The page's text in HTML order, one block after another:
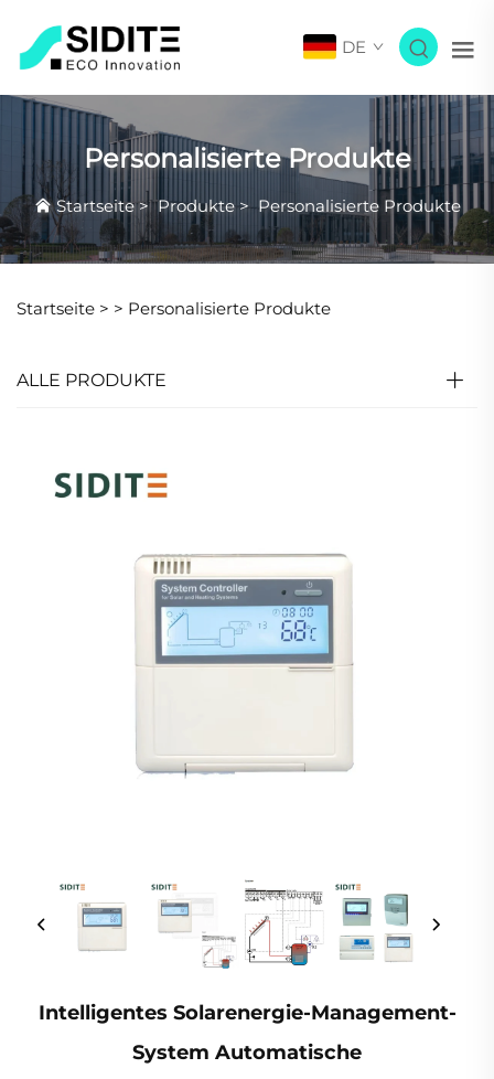
DE
Personalisierte Produkte
Startseite>Produkte>Personalisierte Produkte
Startseite > > Personalisierte Produkte
ALLE PRODUKTE
Intelligentes Solarenergie-Management-
System Automatische